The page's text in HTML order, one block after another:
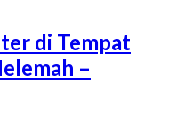
di Tempat
–